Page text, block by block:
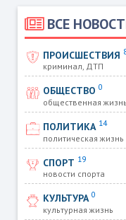
ВСЕ
ПРОИСШЕСТВИЯ
криминал, ДТП
ОБЩЕСТВО0
общественная жизнь
ПОЛИТИКА 14
политическая жизнь
СПОРТ 19
новости спорта
КУЛЬТУРА0
культурная жизнь